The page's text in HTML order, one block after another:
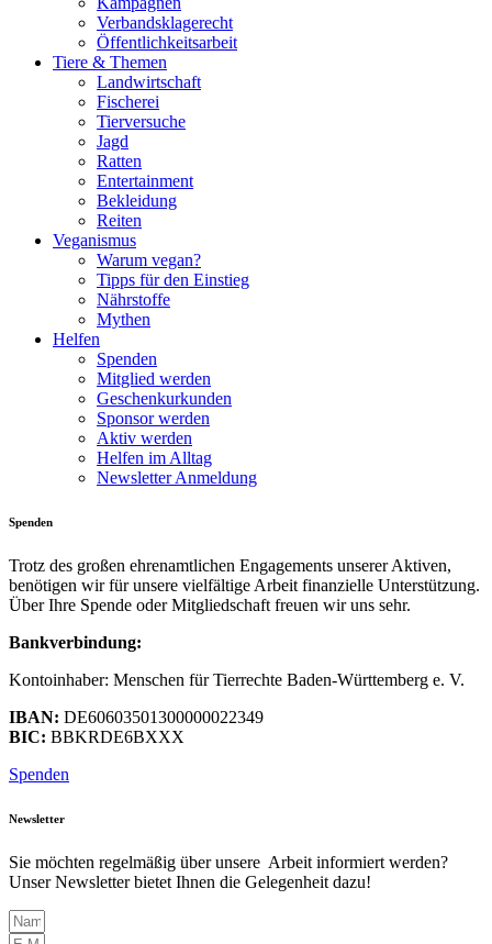
Verbandsklagerecht
Öffentlichkeitsarbeit
Tiere & Themen
Landwirtschaft
Fischerei
Tierversuche
Jagd
Ratten
Entertainment
Bekleidung
Reiten
Veganismus
Warum vegan?
Tipps für den Einstieg
Nährstoffe
Mythen
Helfen
Spenden
Mitglied werden
Geschenkurkunden
Sponsor werden
Aktiv werden
Helfen im Alltag
Newsletter Anmeldung
Spenden
Trotz des großen ehrenamtlichen Engagements unserer Aktiven,
benötigen wir für unsere vielfältige Arbeit finanzielle Unterstützung.
Über Ihre Spende oder Mitgliedschaft freuen wir uns sehr.
Bankverbindung:
Kontoinhaber: Menschen für Tierrechte Baden-Württemberg e. V.
IBAN: DE60603501300000022349
BIC: BBKRDE6BXXX
Spenden
Newsletter
Sie möchten regelmäßig über unsere Arbeit informiert werden?
Unser Newsletter bietet Ihnen die Gelegenheit dazu!